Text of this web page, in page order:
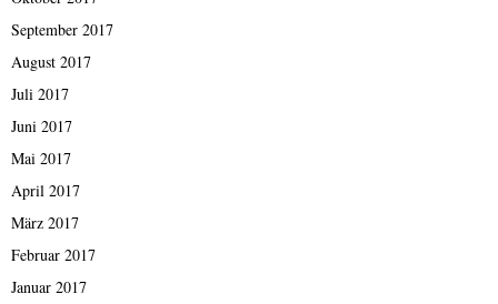
September 2017
August 2017
Juli 2017
Juni 2017
Mai 2017
April 2017
März 2017
Februar 2017
Januar 2017